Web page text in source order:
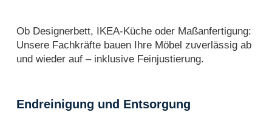
Ob Designerbett, IKEA-Küche oder Maßanfertigung:
Unsere Fachkräfte bauen Ihre Möbel zuverlässig ab
und wieder auf – inklusive Feinjustierung.
Endreinigung und Entsorgung